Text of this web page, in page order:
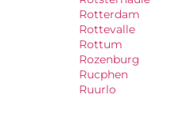
Rotterdam
Rottevalle
Rottum
Rozenburg
Rucphen
Ruurlo